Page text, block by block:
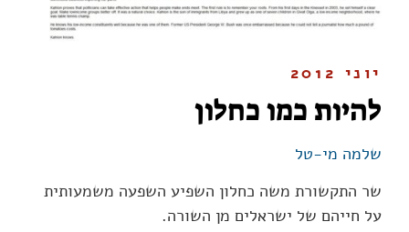
יוני 2012
להיות כמו כחלון
שלמה מי-טל
שר התקשורת משה כחלון השפיע השפעה משמעותית
על חייהם של ישראלים מן השורה.